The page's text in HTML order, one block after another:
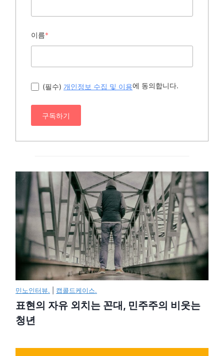
이름*
(필수) 개인정보 수집 및 이용에 동의합니다.
구독하기
민노인터뷰. 캡콜드케이스.
표현의 자유 외치는 꼰대, 민주주의 비웃는
청년